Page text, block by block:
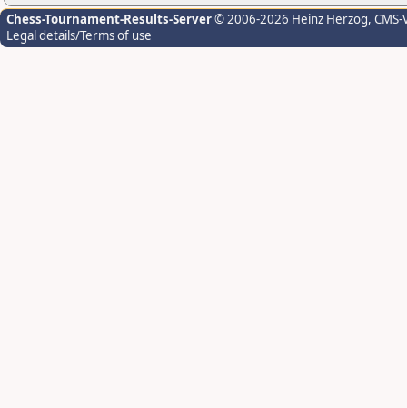
Chess-Tournament-Results-Server© 2006-2026 Heinz Herzog,
Legal details/Terms of use